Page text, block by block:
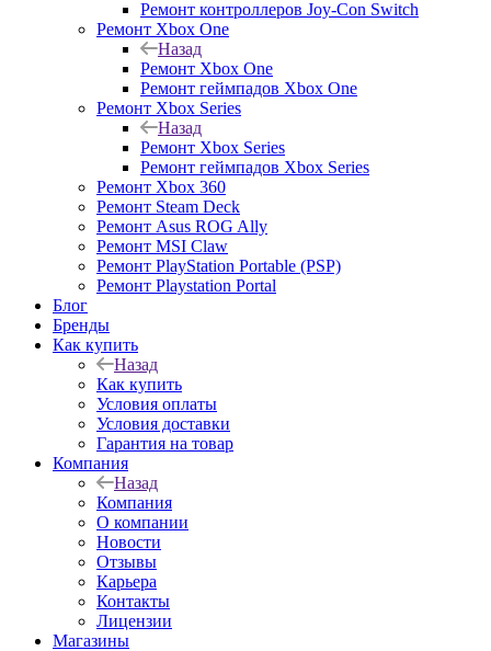
Ремонт контроллеров Joy-Con Switch
Ремонт Xbox One
Назад
Ремонт Xbox One
Ремонт геймпадов Xbox One
Ремонт Xbox Series
Назад
Ремонт Xbox Series
Ремонт геймпадов Xbox Series
Ремонт Xbox 360
Ремонт Steam Deck
Ремонт Asus ROG Ally
Ремонт MSI Claw
Ремонт PlayStation Portable (PSP)
Ремонт Playstation Portal
Блог
Бренды
Как купить
Назад
Как купить
Условия оплаты
Условия доставки
Гарантия на товар
Компания
Назад
Компания
О компании
Новости
Отзывы
Карьера
Контакты
Лицензии
Магазины